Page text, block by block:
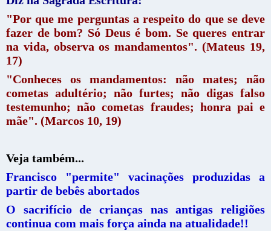
"Por que me perguntas a respeito do que se deve
fazer de bom? Só Deus é bom. Se queres entrar
na vida, observa os mandamentos". (Mateus 19,
17)
"Conheces os mandamentos: não mates; não
cometas adultério; não furtes; não digas falso
testemunho; não cometas fraudes; honra pai e
mãe". (Marcos 10, 19)
Veja também...
Francisco "permite" vacinações produzidas a
partir de bebês abortados
O sacrifício de crianças nas antigas religiões
continua com mais força ainda na atualidade!!